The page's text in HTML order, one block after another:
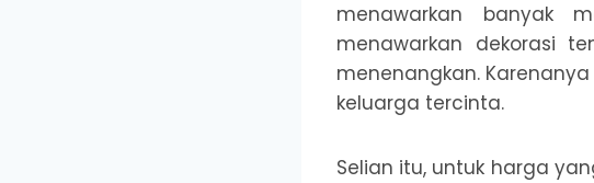
menawarkan banyak
menawarkan dekorasi
menenangkan.
keluarga tercinta.
Selian itu, untuk harga